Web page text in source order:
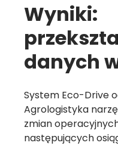
Wyniki:
danych
System Eco-Drive
Agrologistyka
zmian
następujących